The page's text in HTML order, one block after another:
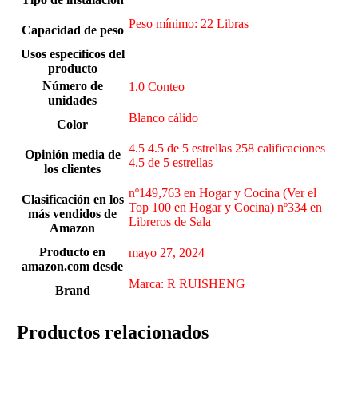
Capacidad de peso Peso mínimo: 22 Libras
Usos específicos del
producto
Número de
unidades
1.0 Conteo
Color ‎Blanco cálido
Opinión media de
los clientes
4.5 4.5 de 5 estrellas 258 calificaciones
4.5 de 5 estrellas
Clasificación en los
más vendidos de
Amazon
nº149,763 en Hogar y Cocina (Ver el
Top 100 en Hogar y Cocina) nº334 en
Libreros de Sala
Producto en
amazon.com desde
mayo 27, 2024
Brand Marca: R RUISHENG
Productos relacionados